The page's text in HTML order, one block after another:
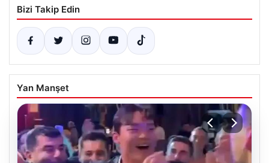
Bizi Takip Edin
Yan Manşet